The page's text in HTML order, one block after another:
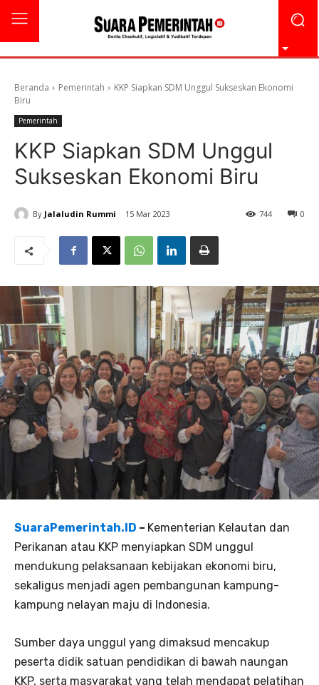
Beranda Pemerintah
KKP Siapkan SDM Unggul Sukseskan Ekonomi
Biru
Pemerintah
KKP Siapkan SDM Unggul
Sukseskan Ekonomi Biru
By Jalaludin Rummi 15 Mar 2023 0
744
SuaraPemerintah.ID – Kementerian Kelautan dan
Perikanan atau KKP menyiapkan SDM unggul
mendukung pelaksanaan kebijakan ekonomi biru,
sekaligus menjadi agen pembangunan kampung-
kampung nelayan maju di Indonesia.
Sumber daya unggul yang dimaksud mencakup
peserta didik satuan pendidikan di bawah naungan
KKP, serta masyarakat yang telah mendapat pelatihan